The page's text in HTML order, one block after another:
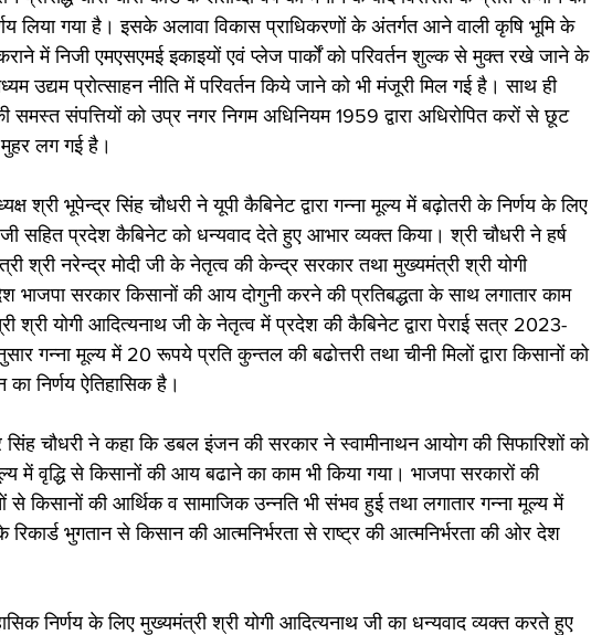
लिया गया है। इसके अलावा विकास प्राधिकरणों के अंतर्गत आने वाली कृषि भूमि के
में निजी एमएसएमई इकाइयों एवं प्लेज पार्कों को परिवर्तन शुल्क से मुक्त रखे जाने के
उद्यम प्रोत्साहन नीति में परिवर्तन किये जाने को भी मंजूरी मिल गई है। साथ ही
संपत्तियों को उप्र नगर निगम अधिनियम 1959 द्वारा अधिरोपित करों से छूट
मुहर लग गई है।
श्री भूपेन्द्र सिंह चौधरी ने यूपी कैबिनेट द्वारा गन्ना मूल्य में बढ़ोतरी के निर्णय के लिए
सहित प्रदेश कैबिनेट को धन्यवाद देते हुए आभार व्यक्त किया। श्री चौधरी ने हर्ष
श्री नरेन्द्र मोदी जी के नेतृत्व की केन्द्र सरकार तथा मुख्यमंत्री श्री योगी
भाजपा सरकार किसानों की आय दोगुनी करने की प्रतिबद्धता के साथ लगातार काम
श्री योगी आदित्यनाथ जी के नेतृत्व में प्रदेश की कैबिनेट द्वारा पेराई सत्र 2023-
गन्ना मूल्य में 20 रूपये प्रति कुन्तल की बढोत्तरी तथा चीनी मिलों द्वारा किसानों को
निर्णय ऐतिहासिक है।
सिंह चौधरी ने कहा कि डबल इंजन की सरकार ने स्वामीनाथन आयोग की सिफारिशों को
वृद्धि से किसानों की आय बढाने का काम भी किया गया। भाजपा सरकारों की
से किसानों की आर्थिक व सामाजिक उन्नति भी संभव हुई तथा लगातार गन्ना मूल्य में
रिकार्ड भुगतान से किसान की आत्मनिर्भरता से राष्ट्र की आत्मनिर्भरता की ओर देश
निर्णय के लिए मुख्यमंत्री श्री योगी आदित्यनाथ जी का धन्यवाद व्यक्त करते हुए